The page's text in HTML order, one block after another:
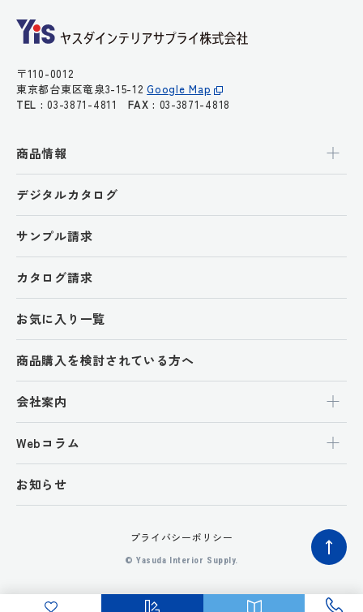
〒110-0012
東京都台東区竜泉3-15-12Google Map
TEL : 03-3871-4811FAX : 03-3871-4818
商品情報
デジタルカタログ
サンプル請求
カタログ請求
お気に入り一覧
商品購入を検討されている方へ
会社案内
Webコラム
お知らせ
プライバシーポリシー
© Yasuda Interior Supply.